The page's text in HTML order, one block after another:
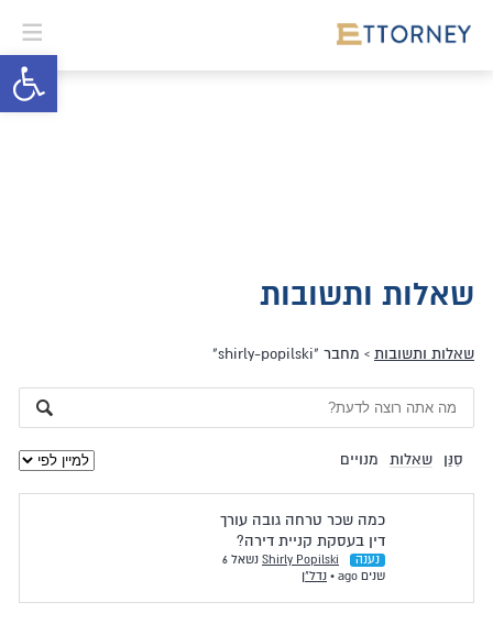
פתח
שאלות ותשובות
שאלות ותשובות › מחבר "shirly-popilski"
סִנֵּן שאלות מנויים
כמה שכר טרחה גובה עורך
דין בעסקת קניית דירה?
נענה Shirly Popilski
נשאל 6
שנים ago
• נדל"ן